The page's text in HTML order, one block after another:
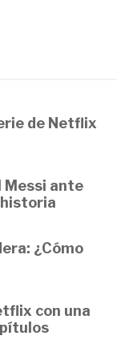
de Netflix
Messi ante
¿Cómo
con una